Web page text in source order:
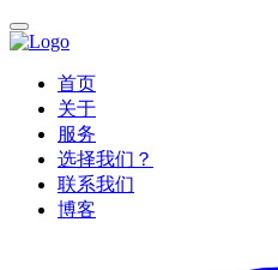
首页
关于
服务
选择我们？
联系我们
博客